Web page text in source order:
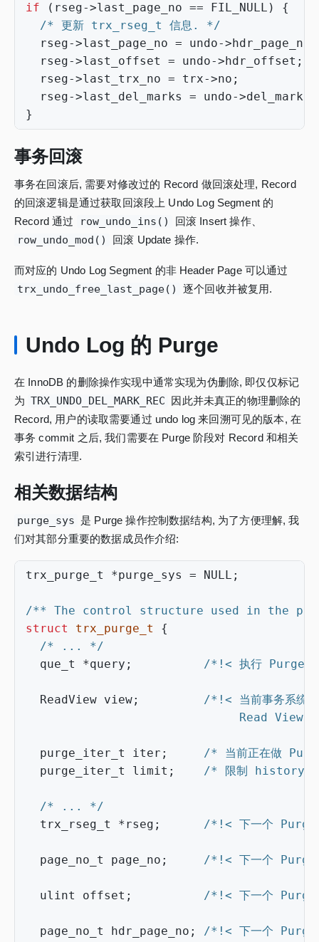
if ( rseg->last_page_no == FIL_NULL )
{
/* 更新 trx_rseg_t 信息. */
rseg->last_page_no = undo-> hdr_page_no
rseg->last_offset = undo-> hdr_offset ;
rseg->last_trx_no = trx->no ;
rseg->last_del_marks = undo->del_marks
}
事务回滚
事务在回滚后, 需要对修改过的 Record 做回滚处理, Record
的回滚逻辑是通过获取回滚段上 Undo Log Segment 的
Record 通过
row_undo_ins() 回滚 Insert 操作、
row_undo_mod() 回滚 Update 操作.
而对应的 Undo Log Segment 的非 Header Page 可以通过
trx_undo_free_last_page() 逐个回收并被复用.
Undo Log 的 Purge
在 InnoDB 的删除操作实现中通常实现为伪删除, 即仅仅标记
为 TRX_UNDO_DEL_MARK_REC 因此并未真正的物理删除的
Record, 用户的读取需要通过 undo log 来回溯可见的版本, 在
事务 commit 之后, 我们需要在 Purge 阶段对 Record 和相关
索引进行清理.
相关数据结构
purge_sys 是 Purge 操作控制数据结构, 为了方便理解, 我
们对其部分重要的数据成员作介绍:
trx_purge_t *purge_sys = NULL ;
/** The control structure used in the
struct
trx_purge_t
{
/* ... */
que_t
*query ; /*!< 执行 Purge
ReadView view;
Read View
purge_iter_t iter ;
/* 当前正在做
purge_iter_t
limit ; /* 限制 history
/* ... */
trx_rseg_t
*rseg ; /*!< 下一个
page_no_t page_no ; /*!< 下一个
ulint offset ; /*!< 下一个
page_no_t hdr_page_no ; /*!< 下一个 Purge